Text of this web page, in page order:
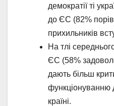
демократії ті
до ЄС (82%
прихильників
На тлі
ЄС (58%
дають більш
функціонуванню
країні.